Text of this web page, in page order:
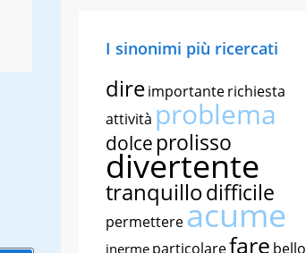
I sinonimi più ricercati
direimportanterichiesta
attività problema
dolce prolisso
divertente
tranquillodifficile
permettereacume
inerme particolarefare bello